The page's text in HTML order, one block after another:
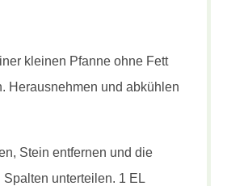
kleinen Pfanne ohne Fett
Herausnehmen und abkühlen
Stein entfernen und die
Spalten unterteilen. 1 EL